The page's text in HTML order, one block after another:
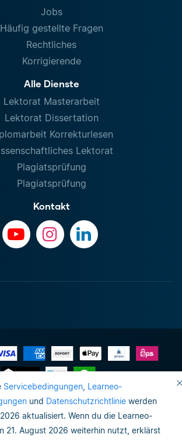
Servicebedingungen, Learneo-
und Datenschutzrichtlinie werden
aktualisiert. Wenn du die Learneo-
21. August 2026 weiterhin nutzt, erklärst
Jobs
Häufig gestellte Fragen
Rechtliches
Korrigierende
Alle Dienste
Lektorat Masterarbeit
Lektorat Dissertation
Korrekturlesen
Lektorat
Plagiatsprüfung
Plagiatsprüfung
Kontakt
Impressum
Datenschutzrichtlinie